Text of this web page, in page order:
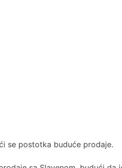
se postotka buduće prodaje.